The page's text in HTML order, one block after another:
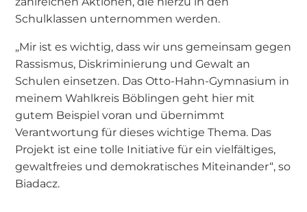
Schulklassen unternommen werden.
„Mir ist es wichtig, dass wir uns gemeinsam gegen
Rassismus, Diskriminierung und Gewalt an
Schulen einsetzen. Das Otto-Hahn-Gymnasium in
meinem Wahlkreis Böblingen geht hier mit
gutem Beispiel voran und übernimmt
Verantwortung für dieses wichtige Thema. Das
Projekt ist eine tolle Initiative für ein vielfältiges,
gewaltfreies und demokratisches Miteinander“, so
Biadacz.